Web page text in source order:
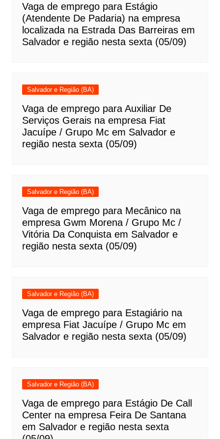
Vaga de emprego para Estágio
(Atendente De Padaria) na empresa
localizada na Estrada Das Barreiras em
Salvador e região nesta sexta (05/09)
Salvador e Região (BA)
Vaga de emprego para Auxiliar De
Serviços Gerais na empresa Fiat
Jacuípe / Grupo Mc em Salvador e
região nesta sexta (05/09)
Salvador e Região (BA)
Vaga de emprego para Mecânico na
empresa Gwm Morena / Grupo Mc /
Vitória Da Conquista em Salvador e
região nesta sexta (05/09)
Salvador e Região (BA)
Vaga de emprego para Estagiário na
empresa Fiat Jacuípe / Grupo Mc em
Salvador e região nesta sexta (05/09)
Salvador e Região (BA)
Vaga de emprego para Estágio De Call
Center na empresa Feira De Santana
em Salvador e região nesta sexta